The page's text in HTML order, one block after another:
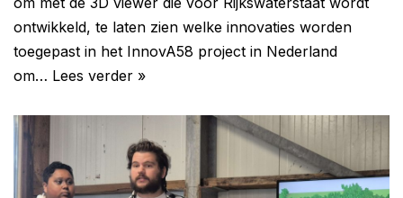
ontwikkeld, te laten zien welke innovaties worden
toegepast in het InnovA58 project in Nederland
om… Lees verder »